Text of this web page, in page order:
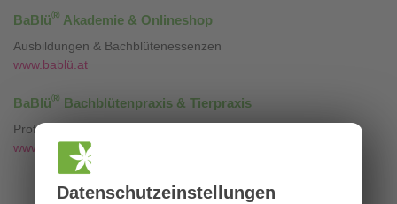
Datenschutz­einstellungen
BaBlü® Akademie & Onlineshop
Ausbildungen & Bachblütenessenzen
www.bablü.at
BaBlü® Bachblütenpraxis & Tierpraxis
Professionelle Bachblütenberatung mit
www.die-bachblütenpraxis.at